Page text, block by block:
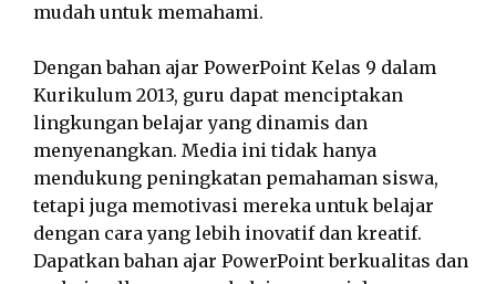
mudah untuk memahami.
Dengan bahan ajar PowerPoint Kelas 9 dalam
Kurikulum 2013, guru dapat menciptakan
lingkungan belajar yang dinamis dan
menyenangkan. Media ini tidak hanya
mendukung peningkatan pemahaman siswa,
tetapi juga memotivasi mereka untuk belajar
dengan cara yang lebih inovatif dan kreatif.
Dapatkan bahan ajar PowerPoint berkualitas dan